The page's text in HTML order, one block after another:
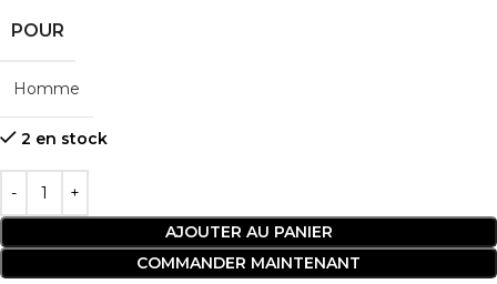
POUR
Homme
2 en stock
AJOUTER AU PANIER
COMMANDER MAINTENANT